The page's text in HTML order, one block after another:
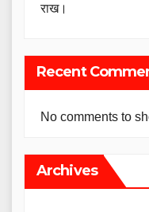
राख।
Recent
No comments to
Archives